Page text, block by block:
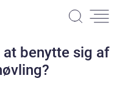
benytte sig af